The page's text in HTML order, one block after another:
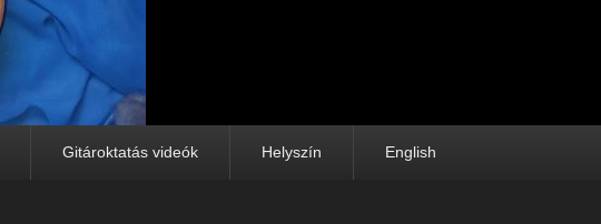
Gitároktatás videók Helyszín English